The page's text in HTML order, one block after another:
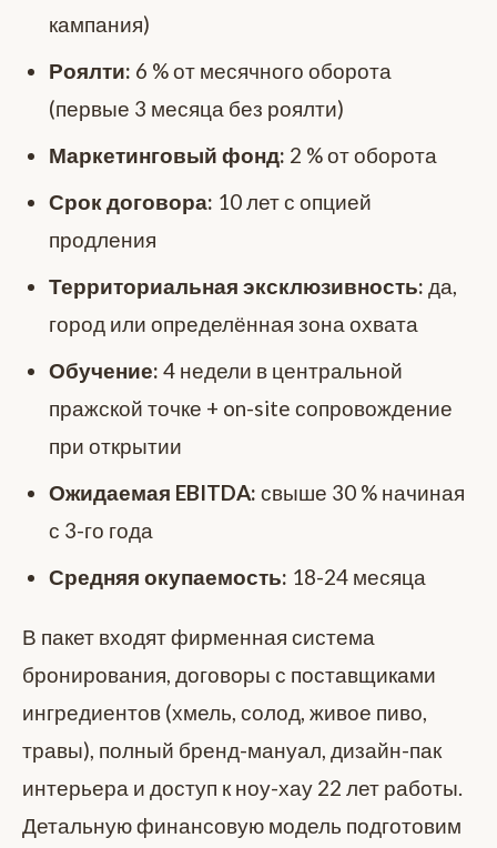
кампания)
Роялти: 6 % от месячного оборота
(первые 3 месяца без роялти)
Маркетинговый фонд: 2 % от оборота
Срок договора: 10 лет с опцией
продления
Территориальная эксклюзивность: да,
город или определённая зона охвата
Обучение: 4 недели в центральной
пражской точке + on-site сопровождение
при открытии
Ожидаемая EBITDA: свыше 30 % начиная
с 3-го года
Средняя окупаемость: 18-24 месяца
В пакет входят фирменная система
бронирования, договоры с поставщиками
ингредиентов (хмель, солод, живое пиво,
травы), полный бренд-мануал, дизайн-пак
интерьера и доступ к ноу-хау 22 лет работы.
Детальную финансовую модель подготовим